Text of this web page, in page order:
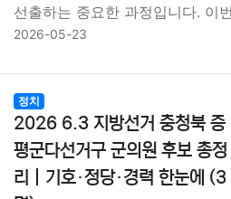
선출하는 중요한 과정입니다. 이
2026-05-23
정치
2026 6.3 지방선거 충청북 증
평군다선거구 군의원 후보 총정
리｜기호·정당·경력 한눈에 (3